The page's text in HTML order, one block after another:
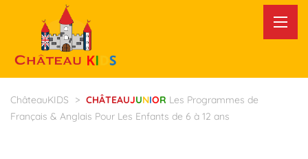
ChâteauKIDS > CHÂTEAUJUNIOR Les Programmes de
Français & Anglais Pour Les Enfants de 6 à 12 ans